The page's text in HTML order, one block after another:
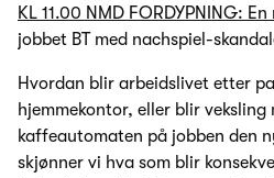
KL 11.00 NMD FORDYPNING:
jobbet BT med nachspiel-
Hvordan blir arbeidslivet etter
hjemmekontor, eller blir
kaffeautomaten på jobben den
skjønner vi hva som blir